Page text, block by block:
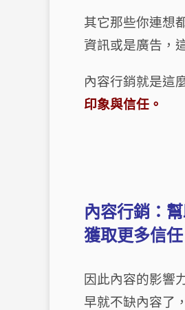
其它那些你連想
資訊或是廣告，
內容行銷就是這
印象與信任。
內容行銷：
獲取更多信
因此內容的影響
早就不缺內容了